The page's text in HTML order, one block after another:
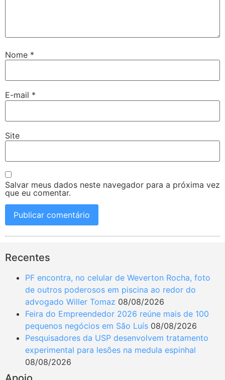
Nome *
E-mail *
Site
Salvar meus dados neste navegador para a próxima vez
que eu comentar.
Recentes
PF encontra, no celular de Weverton Rocha, foto
de outros poderosos em piscina ao redor do
advogado Willer Tomaz 08/08/2026
Feira do Empreendedor 2026 reúne mais de 100
pequenos negócios em São Luís 08/08/2026
Pesquisadores da USP desenvolvem tratamento
experimental para lesões na medula espinhal
08/08/2026